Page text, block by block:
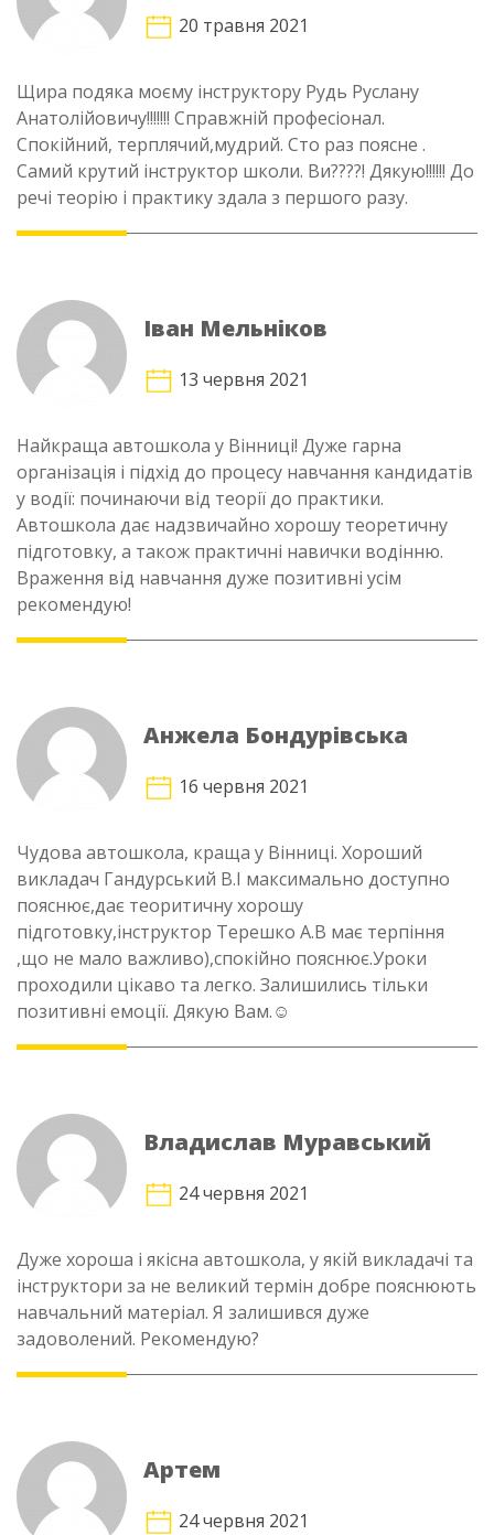
20 травня 2021
Щира подяка моєму інструктору Рудь Руслану
Анатолійовичу!!!!!!! Справжній професіонал.
Спокійний, терплячий,мудрий. Сто раз поясне .
Самий крутий інструктор школи. Ви????! Дякую!!!!!! До
речі теорію і практику здала з першого разу.
Іван Мельніков
13 червня 2021
Найкраща автошкола у Вінниці! Дуже гарна
організація і підхід до процесу навчання кандидатів
у водії: починаючи від теорії до практики.
Автошкола дає надзвичайно хорошу теоретичну
підготовку, а також практичні навички водінню.
Враження від навчання дуже позитивні усім
рекомендую!
Анжела Бондурівська
16 червня 2021
Чудова автошкола, краща у Вінниці. Хороший
викладач Гандурський В.І максимально доступно
пояснює,дає теоритичну хорошу
підготовку,інструктор Терешко А.В має терпіння
,що не мало важливо),спокійно пояснює.Уроки
проходили цікаво та легко. Залишились тільки
позитивні емоції. Дякую Вам.☺️
Владислав Муравський
24 червня 2021
Дуже хороша і якісна автошкола, у якій викладачі та
інструктори за не великий термін добре пояснюють
навчальний матеріал. Я залишився дуже
задоволений. Рекомендую?
Артем
24 червня 2021